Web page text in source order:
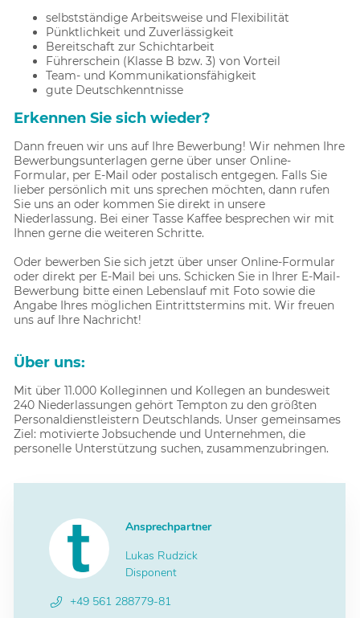
Ansprechpartner
Lukas Rudzick
Disponent
+49 561 288779-81
selbstständige Arbeitsweise und Flexibilität
Pünktlichkeit und Zuverlässigkeit
Bereitschaft zur Schichtarbeit
Führerschein (Klasse B bzw. 3) von Vorteil
Team- und Kommunikationsfähigkeit
gute Deutschkenntnisse
Erkennen Sie sich wieder?
Dann freuen wir uns auf Ihre Bewerbung! Wir nehmen Ihre
Bewerbungsunterlagen gerne über unser Online-
Formular, per E-Mail oder postalisch entgegen. Falls Sie
lieber persönlich mit uns sprechen möchten, dann rufen
Sie uns an oder kommen Sie direkt in unsere
Niederlassung. Bei einer Tasse Kaffee besprechen wir mit
Ihnen gerne die weiteren Schritte.
Oder bewerben Sie sich jetzt über unser Online-Formular
oder direkt per E-Mail bei uns. Schicken Sie in Ihrer E-Mail-
Bewerbung bitte einen Lebenslauf mit Foto sowie die
Angabe Ihres möglichen Eintrittstermins mit. Wir freuen
uns auf Ihre Nachricht!
Über uns:
Mit über 11.000 Kolleginnen und Kollegen an bundesweit
240 Niederlassungen gehört Tempton zu den größten
Personaldienstleistern Deutschlands. Unser gemeinsames
Ziel: motivierte Jobsuchende und Unternehmen, die
personelle Unterstützung suchen, zusammenzubringen.